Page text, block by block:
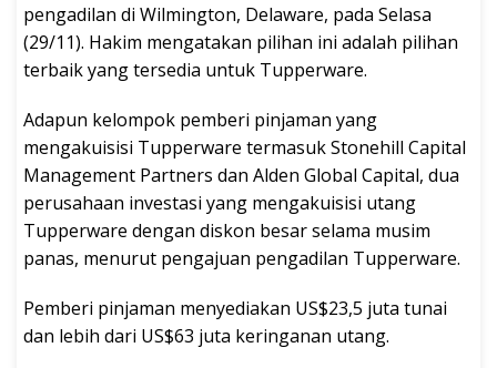
pengadilan di Wilmington, Delaware, pada Selasa
(29/11). Hakim mengatakan pilihan ini adalah pilihan
terbaik yang tersedia untuk Tupperware.
Adapun kelompok pemberi pinjaman yang
mengakuisisi Tupperware termasuk Stonehill Capital
Management Partners dan Alden Global Capital, dua
perusahaan investasi yang mengakuisisi utang
Tupperware dengan diskon besar selama musim
panas, menurut pengajuan pengadilan Tupperware.
Pemberi pinjaman menyediakan US$23,5 juta tunai
dan lebih dari US$63 juta keringanan utang.